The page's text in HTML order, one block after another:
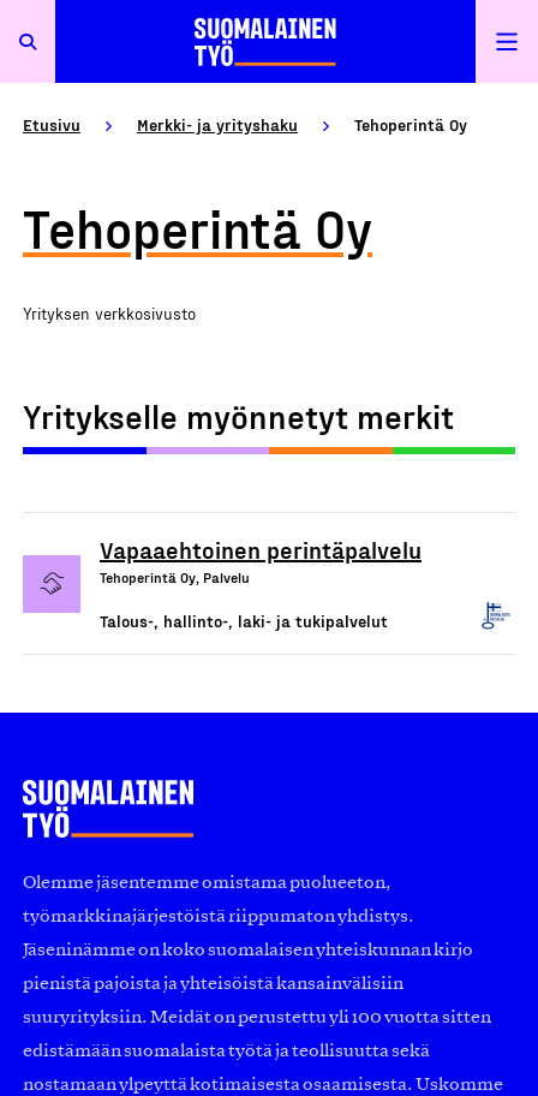
Etusivu Merkki- ja yrityshaku Tehoperintä Oy
Tehoperintä Oy
Yrityksen verkkosivusto
Yritykselle myönnetyt merkit
Vapaaehtoinen perintäpalvelu
Tehoperintä Oy, Palvelu
Talous-, hallinto-, laki- ja tukipalvelut
Olemme jäsentemme omistama puolueeton,
työmarkkinajärjestöistä riippumaton yhdistys.
Jäseninämme on koko suomalaisen yhteiskunnan kirjo
pienistä pajoista ja yhteisöistä kansainvälisiin
suuryrityksiin. Meidät on perustettu yli 100 vuotta sitten
edistämään suomalaista työtä ja teollisuutta sekä
nostamaan ylpeyttä kotimaisesta osaamisesta. Uskomme